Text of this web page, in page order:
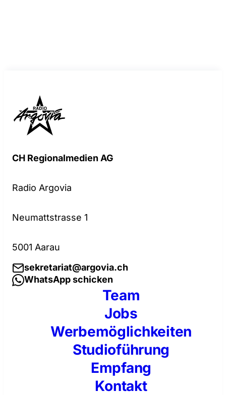
CH Regionalmedien AG
Radio Argovia
Neumattstrasse 1
5001 Aarau
sekretariat@argovia.ch
WhatsApp schicken
Team
Jobs
Werbemöglichkeiten
Studioführung
Empfang
Kontakt